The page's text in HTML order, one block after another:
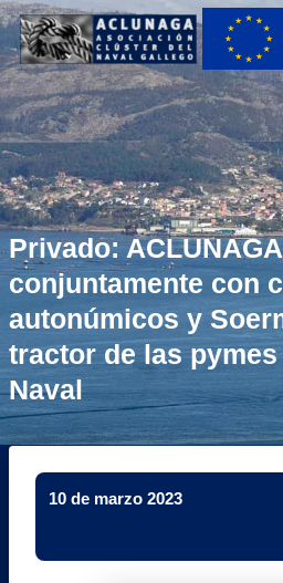
Privado:
conjuntamente con
autonúmicos y
tractor de las pymes
Naval
10 de marzo 2023